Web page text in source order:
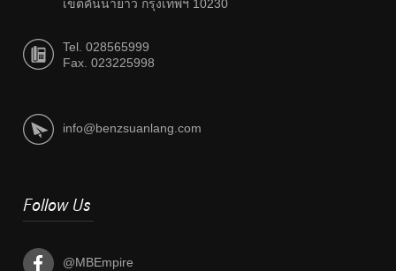
เขตคันนายาว กรุงเทพฯ 10230
Tel. 028565999
Fax. 023225998
info@benzsuanlang.com
Follow Us
@MBEmpire